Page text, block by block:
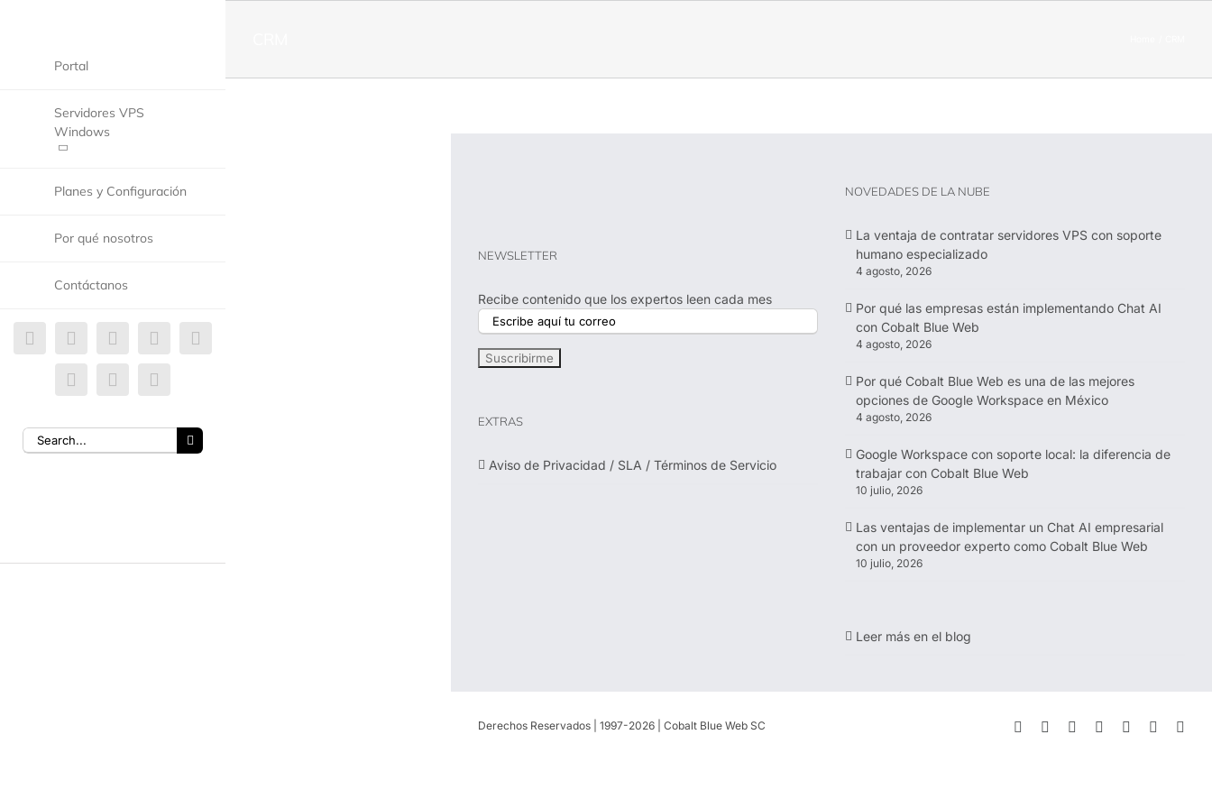
Portal
Servidores VPS
Windows
Planes y Configuración
Por qué nosotros
Contáctanos
NEWSLETTER
Recibe contenido que los expertos leen cada mes
EXTRAS
Aviso de Privacidad / SLA / Términos de Servicio
NOVEDADES DE LA NUBE
La ventaja de contratar servidores VPS con soporte
humano especializado
4 agosto, 2026
Por qué las empresas están implementando Chat AI
con Cobalt Blue Web
4 agosto, 2026
Por qué Cobalt Blue Web es una de las mejores
opciones de Google Workspace en México
4 agosto, 2026
Google Workspace con soporte local: la diferencia de
trabajar con Cobalt Blue Web
10 julio, 2026
Las ventajas de implementar un Chat AI empresarial
con un proveedor experto como Cobalt Blue Web
10 julio, 2026
Leer más en el blog
Derechos Reservados | 1997-2026 | Cobalt Blue Web SC